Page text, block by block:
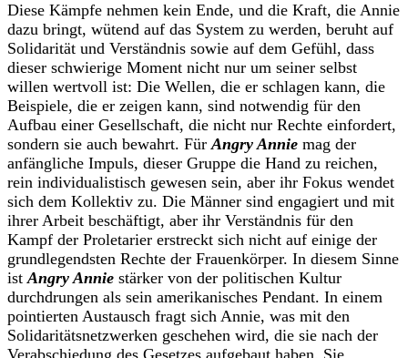
Diese Kämpfe nehmen kein Ende, und die Kraft, die Annie
dazu bringt, wütend auf das System zu werden, beruht auf
Solidarität und Verständnis sowie auf dem Gefühl, dass
dieser schwierige Moment nicht nur um seiner selbst
willen wertvoll ist: Die Wellen, die er schlagen kann, die
Beispiele, die er zeigen kann, sind notwendig für den
Aufbau einer Gesellschaft, die nicht nur Rechte einfordert,
sondern sie auch bewahrt. FürAngry Annie mag der
anfängliche Impuls, dieser Gruppe die Hand zu reichen,
rein individualistisch gewesen sein, aber ihr Fokus wendet
sich dem Kollektiv zu. Die Männer sind engagiert und mit
ihrer Arbeit beschäftigt, aber ihr Verständnis für den
Kampf der Proletarier erstreckt sich nicht auf einige der
grundlegendsten Rechte der Frauenkörper. In diesem Sinne
istAngry Annie stärker von der politischen Kultur
durchdrungen als sein amerikanisches Pendant. In einem
pointierten Austausch fragt sich Annie, was mit den
Solidaritätsnetzwerken geschehen wird, die sie nach der